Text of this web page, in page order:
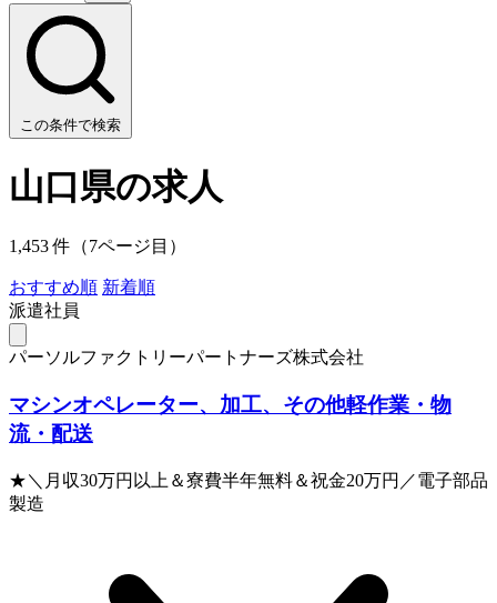
この条件で検索
山口県の求人
1,453 件（7ページ目）
おすすめ順 新着順
派遣社員
パーソルファクトリーパートナーズ株式会社
マシンオペレーター、加工、その他軽作業・物
流・配送
★＼月収30万円以上＆寮費半年無料＆祝金20万円／電子部品
製造